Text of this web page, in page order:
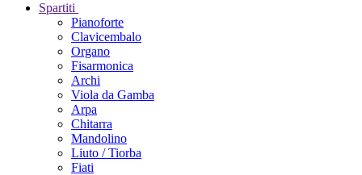
Spartiti
Pianoforte
Clavicembalo
Organo
Fisarmonica
Archi
Viola da Gamba
Arpa
Chitarra
Mandolino
Liuto / Tiorba
Fiati